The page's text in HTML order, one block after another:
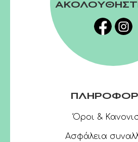
Όροι &
Ασφάλεια